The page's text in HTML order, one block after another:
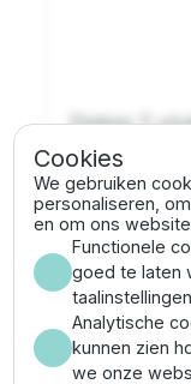
Zinken T-
mof/spie)
AP.700.360 |
€ 38,13
1 - 3 dagen
Cookies
We gebruiken
personaliseren,
en om ons
Functionele
goed te laten
Analytische
kunnen zien
we onze